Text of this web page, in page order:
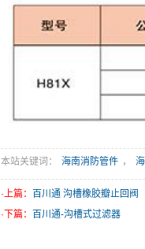
本站关键词： 海南消防管件 ，
·上篇：
百川通 沟槽橡胶瓣止回阀
·下篇：
百川通-沟槽式过滤器